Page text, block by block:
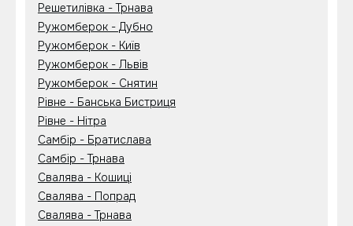
Решетилівка - Трнава
Ружомберок - Дубно
Ружомберок - Київ
Ружомберок - Львів
Ружомберок - Снятин
Рівне - Банська Бистриця
Рівне - Нітра
Самбір - Братислава
Самбір - Трнава
Свалява - Кошиці
Свалява - Попрад
Свалява - Трнава